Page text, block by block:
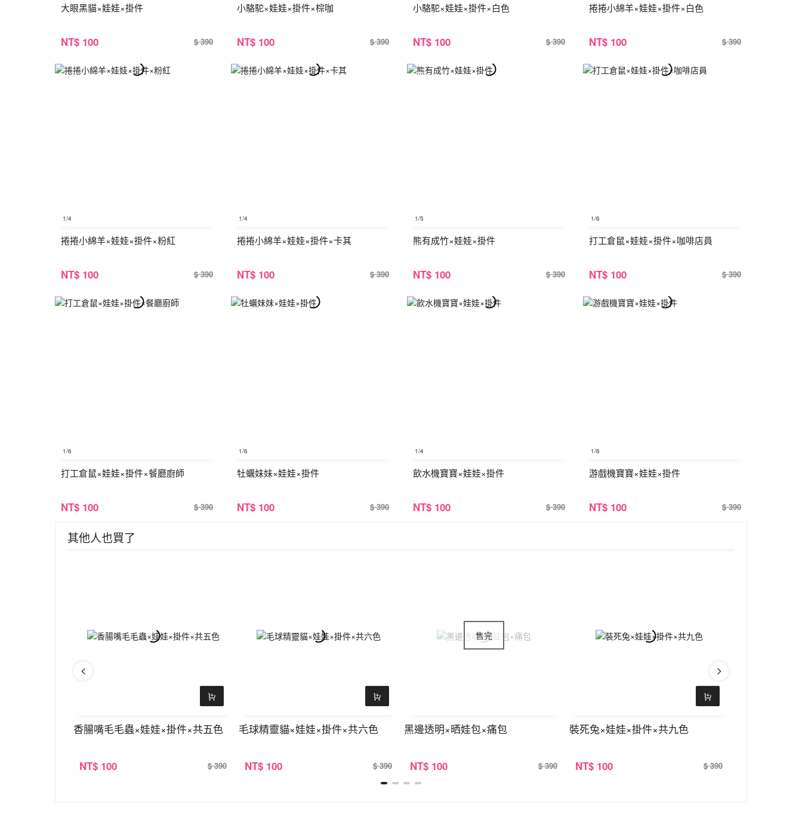
大眼黑貓×娃娃×掛件
NT$ 100 $ 390
小駱駝×娃娃×掛件×棕咖
NT$ 100 $ 390
小駱駝×娃娃×掛件×白色
NT$ 100 $ 390
捲捲小綿羊×娃娃×掛件×白色
NT$ 100 $ 390
1/4
捲捲小綿羊×娃娃×掛件×粉紅
NT$ 100 $ 390
1/4
捲捲小綿羊×娃娃×掛件×卡其
NT$ 100 $ 390
1/5
熊有成竹×娃娃×掛件
NT$ 100 $ 390
1/6
打工倉鼠×娃娃×掛件×咖啡店員
NT$ 100 $ 390
1/6
打工倉鼠×娃娃×掛件×餐廳廚師
NT$ 100 $ 390
1/6
牡蠣妹妹×娃娃×掛件
NT$ 100 $ 390
1/4
飲水機寶寶×娃娃×掛件
NT$ 100 $ 390
1/6
游戲機寶寶×娃娃×掛件
NT$ 100 $ 390
其他人也買了
香腸嘴毛毛蟲×娃娃×掛件×共五色
NT$ 100 $ 390
毛球精靈貓×娃娃×掛件×共六色
NT$ 100 $ 390
黑邊透明×晒娃包×痛包
NT$ 100 $ 390
裝死兔×娃娃×掛件×共九色
NT$ 100 $ 390